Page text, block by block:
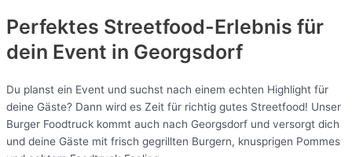
Perfektes Streetfood-Erlebnis für
dein Event in Georgsdorf
Du planst ein Event und suchst nach einem echten Highlight für
deine Gäste? Dann wird es Zeit für richtig gutes Streetfood! Unser
Burger Foodtruck kommt auch nach Georgsdorf und versorgt dich
und deine Gäste mit frisch gegrillten Burgern, knusprigen Pommes